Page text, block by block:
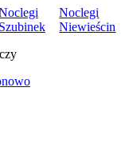
Szubinek
Noclegi
Niewieścin